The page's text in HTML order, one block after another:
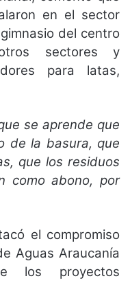
en el sector
del centro
sectores y
para latas,
se aprende que
de la basura, que
que los residuos
como abono, por
el compromiso
Aguas Araucanía
los proyectos